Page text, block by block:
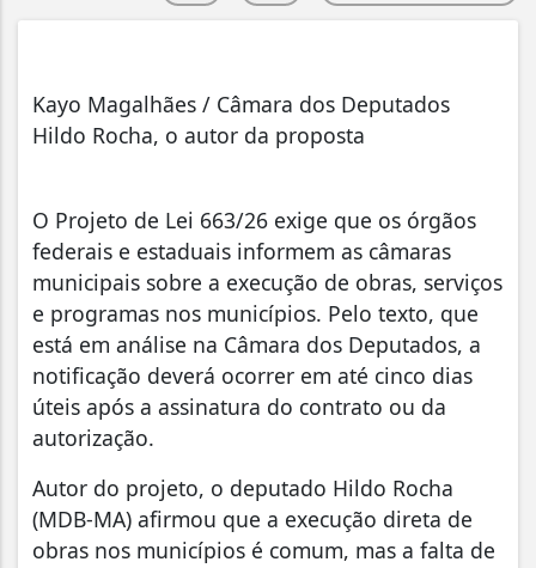
Kayo Magalhães / Câmara dos Deputados
Hildo Rocha, o autor da proposta
O Projeto de Lei 663/26 exige que os órgãos
federais e estaduais informem as câmaras
municipais sobre a execução de obras, serviços
e programas nos municípios. Pelo texto, que
está em análise na Câmara dos Deputados, a
notificação deverá ocorrer em até cinco dias
úteis após a assinatura do contrato ou da
autorização.
Autor do projeto, o deputado Hildo Rocha
(MDB-MA) afirmou que a execução direta de
obras nos municípios é comum, mas a falta de